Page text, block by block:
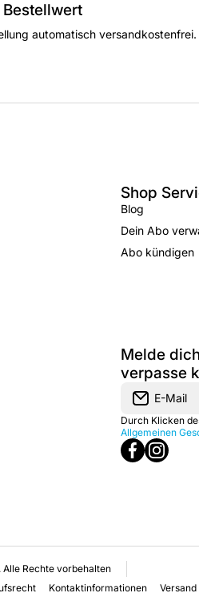
automatisch versandkostenfrei.
Shop
Blog
Dein Abo
Abo kündigen
Melde
verpasse
E-Mail
Durch Klicken
Allgemeinen
Alle Rechte vorbehalten
Kontaktinformationen Versand